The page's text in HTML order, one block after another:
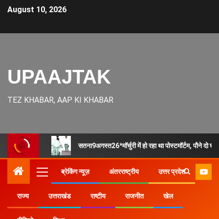
August 10, 2026
UPAAJTAK
TEZ KHABAR, AAP KI KHABAR
सतना9अगस्त26*मॉर्चुरी में हो रहा था पोस्टमॉर्टम, पौने
ब्रेकिंग न्यूज़ अंतरराष्ट्रीय उत्तर प्रदेश
राज्य उत्तराखंड राष्टीय राजनीत खेल